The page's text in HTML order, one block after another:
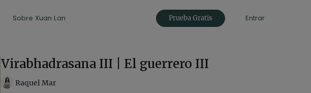
Sobre Xuan Lan Prueba Gratis Entrar
Virabhadrasana III | El guerrero III
Raquel Mar